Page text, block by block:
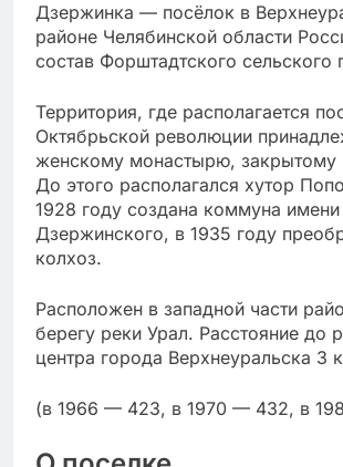
Дзержинка — посёлок в
районе Челябинской области
состав Форштадтского сельского
Территория, где располагается
Октябрьской революции
женскому монастырю, закрытому
До этого располагался хутор
1928 году создана коммуна имени
Дзержинского, в 1935 году
колхоз.
Расположен в западной части
берегу реки Урал. Расстояние до
центра города Верхнеуральска 3
(в 1966 — 423, в 1970 — 432, в